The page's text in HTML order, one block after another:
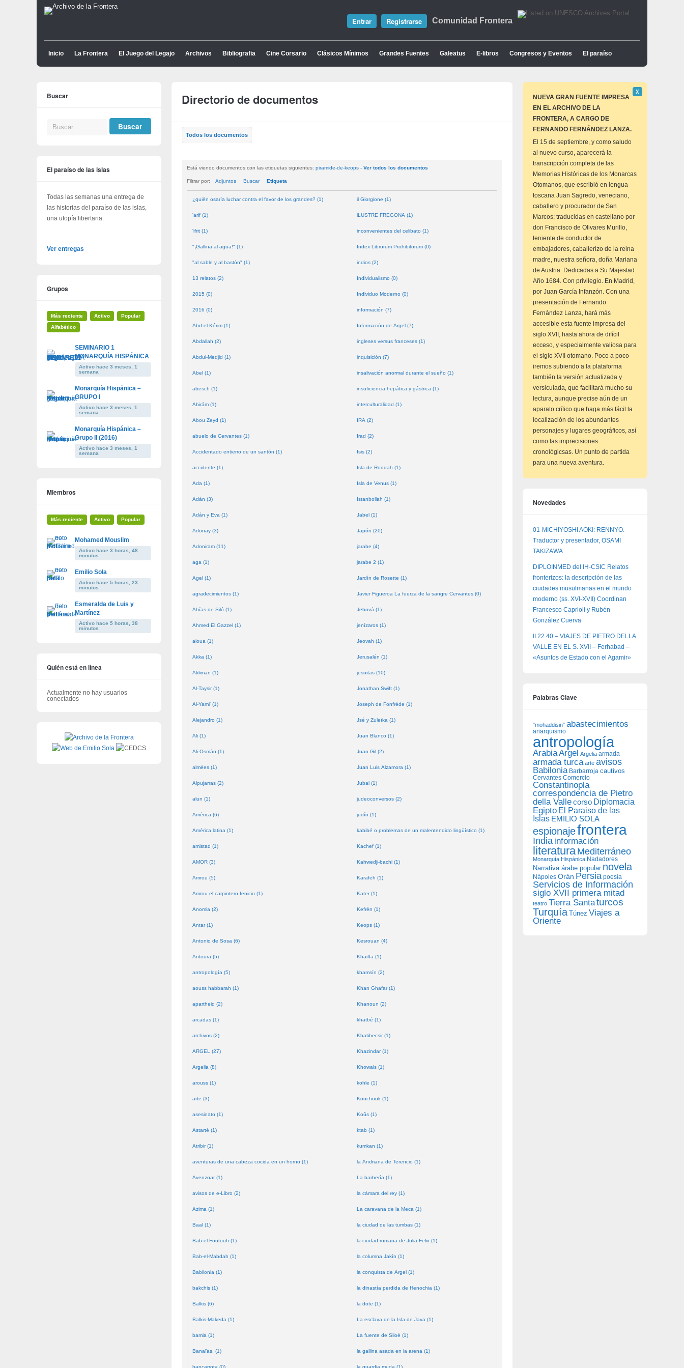
Comunidad Frontera
Entrar Registrarse
Inicio La Frontera El Juego del Legajo Archivos Bibliografia Cine Corsario Clásicos Mínimos Grandes Fuentes Galeatus E-libros Congresos y Eventos El paraíso
Directorio de documentos
Todos los documentos
Está viendo documentos con las etiquetas siguientes: piramide-de-keops - Ver todos los documentos
Filtrar por: Adjuntos Buscar Etiqueta
¿quién osaría luchar contra el favor de los grandes? (1)
'arif (1)
'ifrit (1)
"¡Gallina al agua!" (1)
"al sable y al bastón" (1)
13 relatos (2)
2015 (0)
2016 (0)
Abd-el-Kérim (1)
Abdallah (2)
Abdul-Medjid (1)
Abel (1)
abesch (1)
Abirám (1)
Abou Zeyd (1)
abuelo de Cervantes (1)
Accidentado entierro de un santón (1)
accidente (1)
Ada (1)
Adán (3)
Adán y Eva (1)
Adonay (3)
Adoniram (11)
aga (1)
Agel (1)
agradecimientos (1)
Ahías de Siló (1)
Ahmed El Gazzel (1)
aioua (1)
Akka (1)
Akliman (1)
Al-Taysir (1)
Al-Yami' (1)
Alejandro (1)
Ali (1)
Ali-Osmán (1)
almées (1)
Alpujarras (2)
alun (1)
América (6)
América latina (1)
amistad (1)
AMOR (3)
Amrou (5)
Amrou el carpintero fenicio (1)
Anomia (2)
Antar (1)
Antonio de Sosa (6)
Antoura (5)
antropología (5)
aouss habbarah (1)
apartheid (2)
arcadas (1)
archivos (2)
ARGEL (27)
Argelia (8)
arouss (1)
arte (3)
asesinato (1)
Astarté (1)
Atribir (1)
aventuras de una cabeza cocida en un horno (1)
Avenzoar (1)
avisos de e-Libro (2)
Azima (1)
Baal (1)
Bab-el-Foutouh (1)
Bab-el-Mabdah (1)
Babilonia (1)
bakchis (1)
Balkis (6)
Balkis-Makeda (1)
bamia (1)
Banaïas. (1)
bancarrota (0)
il Giorgione (1)
iLUSTRE FREGONA (1)
inconvenientes del celibato (1)
Index Librorum Prohibitorum (0)
indios (2)
Individualismo (0)
Individuo Moderno (0)
información (7)
Información de Argel (7)
ingleses versus franceses (1)
inquisición (7)
insalivación anormal durante el sueño (1)
insuficiencia hepática y gástrica (1)
interculturalidad (1)
IRA (2)
Irad (2)
Isis (2)
Isla de Roddah (1)
Isla de Venus (1)
Istanbollah (1)
Jabel (1)
Japón (20)
jarabe (4)
jarabe 2 (1)
Jardín de Rosette (1)
Javier Figueroa La fuerza de la sangre Cervantes (0)
Jehová (1)
jenízaros (1)
Jeovah (1)
Jerusalén (1)
jesuitas (10)
Jonathan Swift (1)
Joseph de Fonfrède (1)
Jsé y Zuleïka (1)
Juan Blanco (1)
Juan Gil (2)
Juan Luis Alzamora (1)
Jubal (1)
judeoconversos (2)
judío (1)
kabibé o problemas de un malentendido lingüístico (1)
Kachef (1)
Kahwedji-bachi (1)
Karafeh (1)
Kater (1)
Kefrén (1)
Keops (1)
Kesrouan (4)
Khaiffa (1)
khamsín (2)
Khan Ghafar (1)
Khanoun (2)
khatbé (1)
Khatibecsir (1)
Khazindar (1)
Khowals (1)
kohle (1)
Kouchouk (1)
Koûs (1)
ktab (1)
kumkan (1)
la Andriana de Terencio (1)
La barbería (1)
la cámara del rey (1)
La caravana de la Meca (1)
la ciudad de las tumbas (1)
la ciudad romana de Julia Felix (1)
la columna Jakín (1)
la conquista de Argel (1)
la dinastía perdida de Henochia (1)
la dote (1)
La esclava de la Isla de Java (1)
La fuente de Siloé (1)
la gallina asada en la arena (1)
la guardia muda (1)
Buscar
El paraíso de las islas
Todas las semanas una entrega de
las historias del paraíso de las islas,
una utopía libertaria.
Ver entregas
Grupos
Más reciente Activo
Popular
Alfabético
SEMINARIO 1
MONARQUÍA HISPÁNICA
Activo hace 3 meses, 1
semana
Monarquía Hispánica –
GRUPO I
Activo hace 3 meses, 1
semana
Monarquía Hispánica –
Grupo II (2016)
Activo hace 3 meses, 1
semana
Miembros
Más reciente Activo Popular
Mohamed Mouslim
Activo hace 3 horas, 48
minutos
Emilio Sola
Activo hace 5 horas, 23
minutos
Esmeralda de Luis y
Martínez
Activo hace 5 horas, 38
minutos
Quién está en línea
Actualmente no hay usuarios
conectados
NUEVA GRAN FUENTE IMPRESA
EN EL ARCHIVO DE LA
FRONTERA, A CARGO DE
FERNANDO FERNÁNDEZ LANZA.
Descartar
este
Χ
El 15 de septiembre, y como saludo
al nuevo curso, aparecerá la
transcripción completa de las
Memorias Históricas de los Monarcas
Otomanos, que escribió en lengua
toscana Juan Sagredo, veneciano,
caballero y procurador de San
Marcos; traducidas en castellano por
don Francisco de Olivares Murillo,
teniente de conductor de
embajadores, caballerizo de la reina
madre, nuestra señora, doña Mariana
de Austria. Dedicadas a Su Majestad.
Año 1684. Con privilegio. En Madrid,
por Juan García Infanzón. Con una
presentación de Fernando
Fernández Lanza, hará más
accesible esta fuente impresa del
siglo XVII, hasta ahora de difícil
ecceso, y especialmente valiosa para
el siglo XVII otomano. Poco a poco
iremos subiendo a la plataforma
también la versión actualizada y
versiculada, que facilitará mucho su
lectura, aunque precise aún de un
aparato crítico que haga más fácil la
localización de los abundantes
personajes y lugares geográficos, así
como las imprecisiones
cronológicsas. Un punto de partida
para una nueva aventura.
Novedades
01-MICHIYOSHI AOKI: RENNYO.
Traductor y presentador, OSAMI
TAKIZAWA
DIPLOINMED del IH-CSIC Relatos
fronterizos: la descripción de las
ciudades musulmanas en el mundo
moderno (ss. XVI-XVII) Coordinan
Francesco Caprioli y Rubén
González Cuerva
II.22.40 – VIAJES DE PIETRO DELLA
VALLE EN EL S. XVII – Ferhabad –
«Asuntos de Estado con el Agamir»
Palabras Clave
"mohaddisin" abastecimientos
anarquismo
antropología
ArabiaArgel Argelia armada
armada turca arte avisos
Babilonia Barbarroja cautivos
Cervantes Comercio
Constantinopla
correspondencia de Pietro
della Vallecorso Diplomacia
Egipto El Paraiso de las
Islas EMILIO SOLA
espionajefrontera
India información
literatura Mediterráneo
Monarquía Hispánica Nadadores
Narrativa árabe popular novela
Nápoles Orán Persia poesía
Servicios de Información
siglo XVII primera mitad
teatro Tierra Santaturcos
Turquía Túnez Viajes a
Oriente